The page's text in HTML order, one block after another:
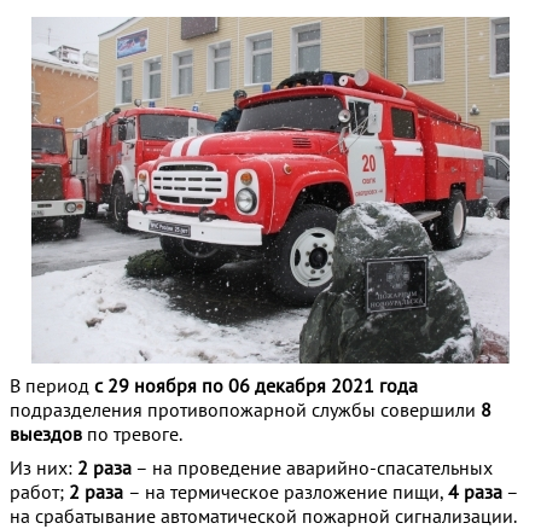
В период с 29 ноября по 06 декабря 2021 года
подразделения противопожарной службы совершили 8
выездов по тревоге.
Из них: 2 раза – на проведение аварийно-спасательных
работ; 2 раза – на термическое разложение пищи, 4 раза –
на срабатывание автоматической пожарной сигнализации.